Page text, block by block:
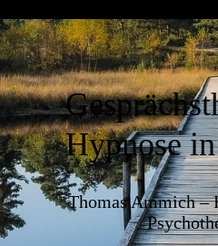
Hypnose
Thomas Ammich